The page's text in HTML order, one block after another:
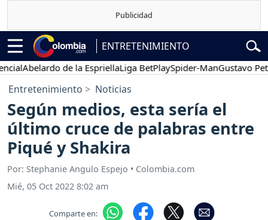
ENTRETENIMIENTO
Abelardo de la EspriellaLiga BetPlaySpider-ManGustavo Petro
Entretenimiento Noticias
Según medios, esta sería el
último cruce de palabras entre
Piqué y Shakira
Por: Stephanie Angulo Espejo • Colombia.com
Mié, 05 Oct 2022 8:02 am
Comparte en: